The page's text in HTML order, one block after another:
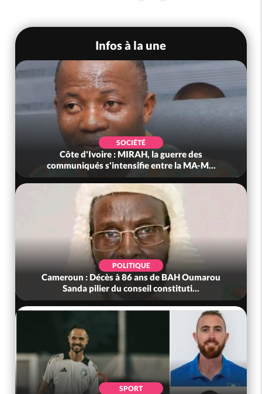
Infos à la une
SOCIÉTÉ
Côte d'Ivoire : MIRAH, la guerre des
communiqués s'intensifie entre la MA-M...
POLITIQUE
Cameroun : Décès à 86 ans de BAH Oumarou
Sanda pilier du conseil constituti...
SPORT